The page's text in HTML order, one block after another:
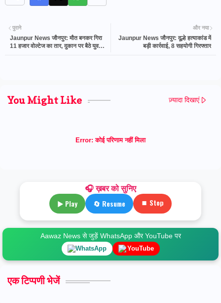
और नया
Jaunpur News जौनपुर: दूल्हे हत्याकांड में
बड़ी कार्रवाई, 8 सहयोगी गिरफ्तार
पुराने
Jaunpur News जौनपुर: मौत बनकर गिरा
11 हजार वोल्टेज का तार, दुकान पर बैठे युवक
You Might Like ज़्यादा दिखाएं
Error: कोई परिणाम नहीं मिला
🎧 ख़बर को सुनिए
▶ Play 🔄 Resume ⏹ Stop
Aawaz News से जुड़ें WhatsApp और YouTube पर
WhatsApp YouTube
एक टिप्पणी भेजें